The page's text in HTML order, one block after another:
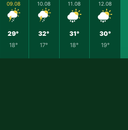
09.08
29°
18°
10.08
32°
17°
11.08
31°
18°
12.08
30°
19°